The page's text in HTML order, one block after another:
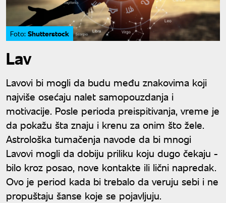
Foto: Shutterstock
Lav
Lavovi bi mogli da budu među znakovima koji
najviše osećaju nalet samopouzdanja i
motivacije. Posle perioda preispitivanja, vreme je
da pokažu šta znaju i krenu za onim što žele.
Astrološka tumačenja navode da bi mnogi
Lavovi mogli da dobiju priliku koju dugo čekaju -
bilo kroz posao, nove kontakte ili lični napredak.
Ovo je period kada bi trebalo da veruju sebi i ne
propuštaju šanse koje se pojavljuju.